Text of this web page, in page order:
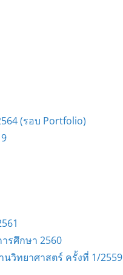
(รอบ Portfolio)
รศึกษา 2560
วิทยาศาสตร์ ครั้งที่ 1/2559